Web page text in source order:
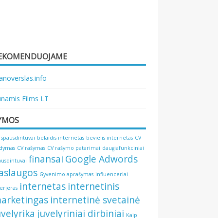
Films LT
spausdintuvai belaidis internetas bevielis internetas CV
CV rašymas CV rašymo patarimai daugiafunkciniai
finansai Google Adwords
Gyvenimo aprašymas influenceriai
internetas internetinis
internetinė svetainė
juvelyriniai dirbiniai Kaip